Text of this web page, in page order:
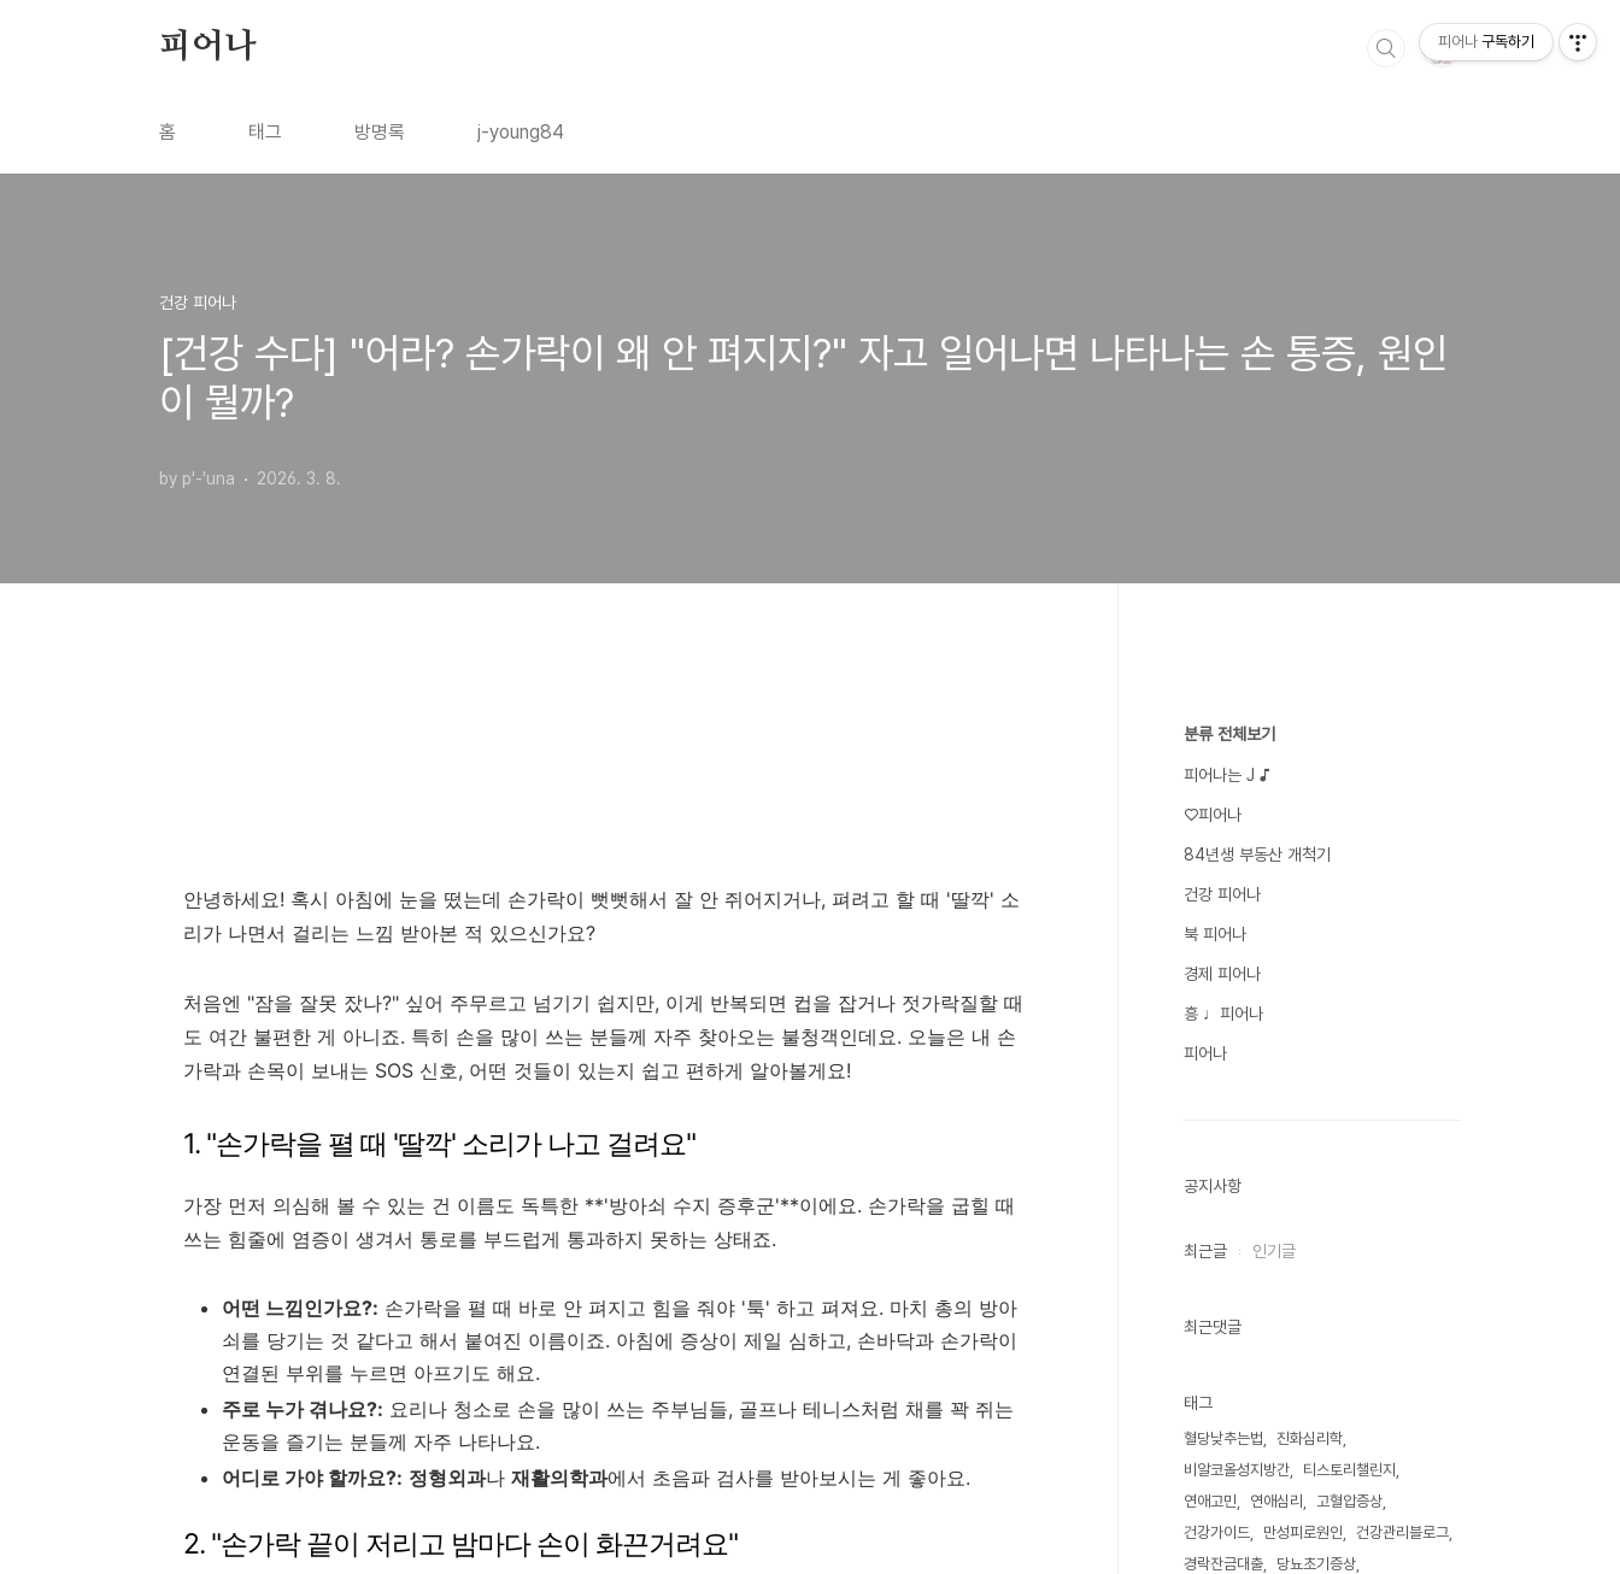
피어나
홈 태그 방명록 j-young84
건강 피어나
[건강 수다] "어라? 손가락이 왜 안 펴지지?" 자고 일어나면 나타나는 손 통증, 원인
이 뭘까?
by p'-'una 2026. 3. 8.
안녕하세요! 혹시 아침에 눈을 떴는데 손가락이 뻣뻣해서 잘 안 쥐어지거나, 펴려고 할 때 '딸깍' 소
리가 나면서 걸리는 느낌 받아본 적 있으신가요?
처음엔 "잠을 잘못 잤나?" 싶어 주무르고 넘기기 쉽지만, 이게 반복되면 컵을 잡거나 젓가락질할 때
도 여간 불편한 게 아니죠. 특히 손을 많이 쓰는 분들께 자주 찾아오는 불청객인데요. 오늘은 내 손
가락과 손목이 보내는 SOS 신호, 어떤 것들이 있는지 쉽고 편하게 알아볼게요!
1. "손가락을 펼 때 '딸깍' 소리가 나고 걸려요"
가장 먼저 의심해 볼 수 있는 건 이름도 독특한 **'방아쇠 수지 증후군'**이에요. 손가락을 굽힐 때
쓰는 힘줄에 염증이 생겨서 통로를 부드럽게 통과하지 못하는 상태죠.
어떤 느낌인가요?: 손가락을 펼 때 바로 안 펴지고 힘을 줘야 '툭' 하고 펴져요. 마치 총의 방아
쇠를 당기는 것 같다고 해서 붙여진 이름이죠. 아침에 증상이 제일 심하고, 손바닥과 손가락이
연결된 부위를 누르면 아프기도 해요.
주로 누가 겪나요?: 요리나 청소로 손을 많이 쓰는 주부님들, 골프나 테니스처럼 채를 꽉 쥐는
운동을 즐기는 분들께 자주 나타나요.
어디로 가야 할까요?: 정형외과나 재활의학과에서 초음파 검사를 받아보시는 게 좋아요.
2. "손가락 끝이 저리고 밤마다 손이 화끈거려요"
분류 전체보기
피어나는 J ♪
♡피어나
84년생 부동산 개척기
건강 피어나
북 피어나
경제 피어나
흥 ♩피어나
피어나
공지사항
최근글 인기글
최근댓글
태그
혈당낮추는법
진화심리학
비알코올성지방간
티스토리챌린지
연애고민
연애심리
고혈압증상
건강가이드
만성피로원인
건강관리블로그
경락잔금대출
당뇨초기증상
피어나 구독하기